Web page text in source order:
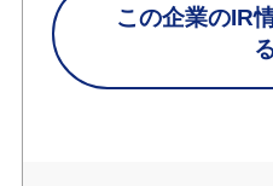
この企業のIR